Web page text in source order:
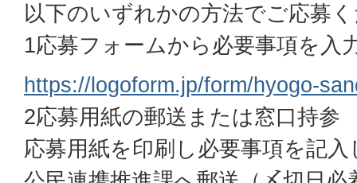
以下のいずれかの方法でご応募
1応募フォームから必要事項を入
https://logoform.jp/form/hyogo-
2応募用紙の郵送または窓口持参
応募用紙を印刷し必要事項を記